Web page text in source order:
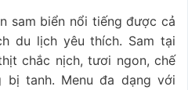
sam biển nổi tiếng được cả
du lịch yêu thích. Sam tại
chắc nịch, tươi ngon, chế
bị tanh. Menu đa dạng với